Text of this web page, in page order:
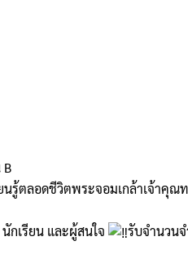
นรู้ตลอดชีวิตพระจอมเกล้าเจ้าคุณ
กเรียน และผู้สนใจ
รับจำนวน